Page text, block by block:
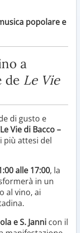
popolare e
a
de Le Vie
di gusto e
Vie di Bacco –
più attesi del
alle 17:00, la
in un
al vino, ai
e S. Janni con il